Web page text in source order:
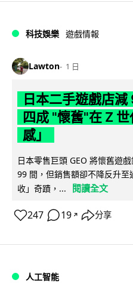
科技娛樂 遊戲情報
Lawton 1 日
日本二手遊戲店
四成 "懷舊"在 Z
感」
日本零售巨頭 GEO 將懷舊遊
99 間，但銷售額卻不降反升
收」奇蹟，...
閱讀全文
247 19 ↗ 分享
人工智能